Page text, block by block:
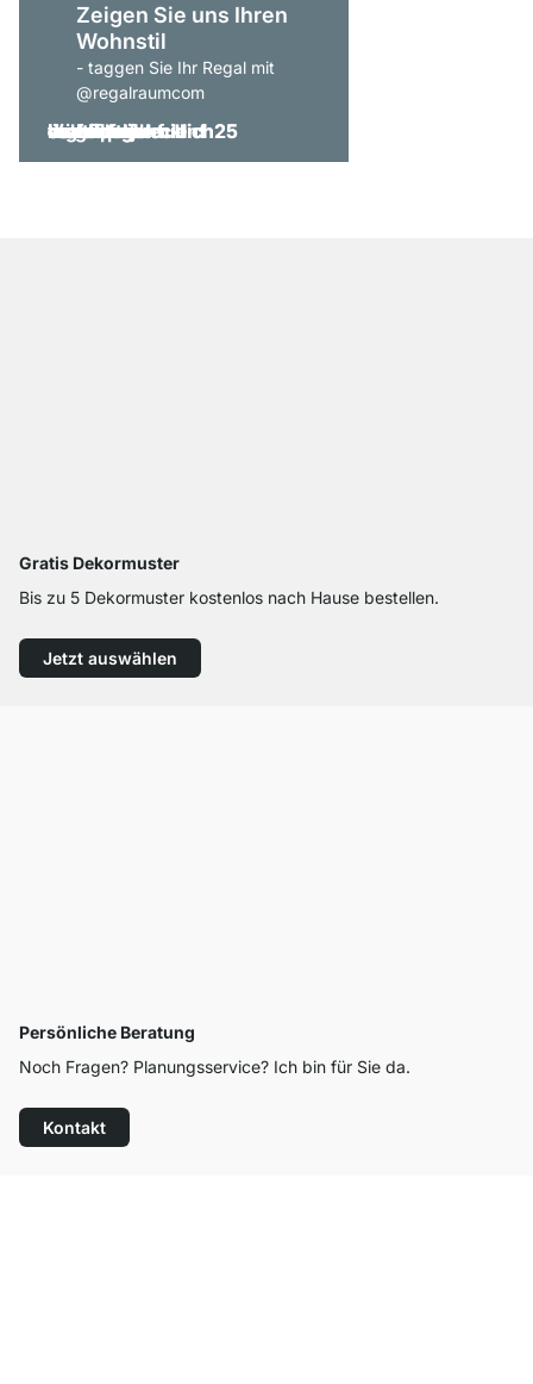
Zeigen Sie uns Ihren
Wohnstil
- taggen Sie Ihr Regal mit
@regalraumcom
Gratis Dekormuster
Bis zu 5 Dekormuster kostenlos nach Hause bestellen.
Jetzt auswählen
Persönliche Beratung
Noch Fragen? Planungsservice? Ich bin für Sie da.
Kontakt